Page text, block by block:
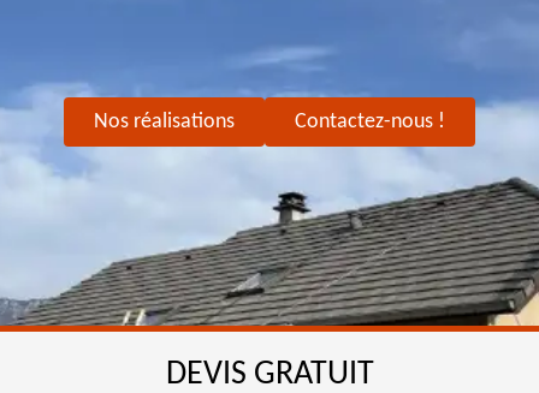
Nos réalisations Contactez-nous !
DEVIS GRATUIT